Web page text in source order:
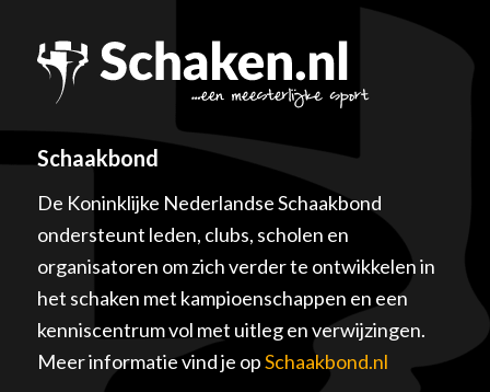
Schaakbond
De Koninklijke Nederlandse Schaakbond
ondersteunt leden, clubs, scholen en
organisatoren om zich verder te ontwikkelen in
het schaken met kampioenschappen en een
kenniscentrum vol met uitleg en verwijzingen.
Meer informatie vind je opSchaakbond.nl